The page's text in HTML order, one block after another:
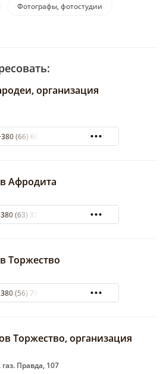
Фотографы, фотостудии
организация
(66) 60 60 671
Афродита
(63) 379-91-08
Торжество
(56) 798-22-61
Торжество, организация
Правда, 107